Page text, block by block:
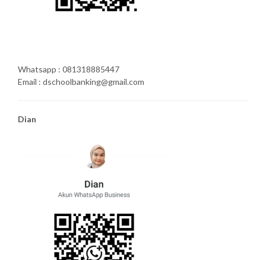
Whatsapp : 081318885447
Email : dschoolbanking@gmail.com
Dian